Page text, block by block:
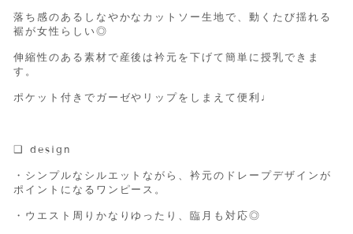
落ち感のあるしなやかなカットソー生地で、動くたび揺れる
裾が女性らしい◎
伸縮性のある素材で産後は衿元を下げて簡単に授乳できま
す。
ポケット付きでガーゼやリップをしまえて便利♩
❑ design
・シンプルなシルエットながら、衿元のドレープデザインが
ポイントになるワンピース。
・ウエスト周りかなりゆったり、臨月も対応◎